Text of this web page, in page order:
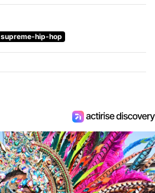
supreme-hip-hop